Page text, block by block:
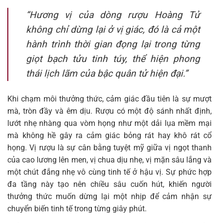
“Hương vị của dòng rượu Hoàng Tử
không chỉ dừng lại ở vị giác, đó là cả một
hành trình thời gian đọng lại trong từng
giọt bạch tửu tinh túy, thể hiện phong
thái lịch lãm của bậc quân tử hiện đại.”
Khi chạm môi thưởng thức, cảm giác đầu tiên là sự mượt
mà, tròn đầy và êm dịu. Rượu có một độ sánh nhất định,
lướt nhẹ nhàng qua vòm họng như một dải lụa mềm mại
mà không hề gây ra cảm giác bỏng rát hay khô rát cổ
họng. Vị rượu là sự cân bằng tuyệt mỹ giữa vị ngọt thanh
của cao lương lên men, vị chua dịu nhẹ, vị mặn sâu lắng và
một chút đắng nhẹ vô cùng tinh tế ở hậu vị. Sự phức hợp
đa tầng này tạo nên chiều sâu cuốn hút, khiến người
thưởng thức muốn dừng lại một nhịp để cảm nhận sự
chuyển biến tinh tế trong từng giây phút.